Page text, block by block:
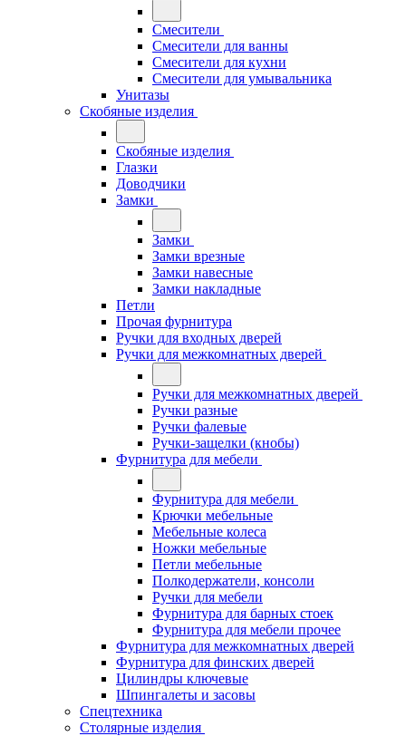
Смесители
Смесители для ванны
Смесители для кухни
Смесители для умывальника
Унитазы
Скобяные изделия
Скобяные изделия
Глазки
Доводчики
Замки
Замки
Замки врезные
Замки навесные
Замки накладные
Петли
Прочая фурнитура
Ручки для входных дверей
Ручки для межкомнатных дверей
Ручки для межкомнатных дверей
Ручки разные
Ручки фалевые
Ручки-защелки (кнобы)
Фурнитура для мебели
Фурнитура для мебели
Крючки мебельные
Мебельные колеса
Ножки мебельные
Петли мебельные
Полкодержатели, консоли
Ручки для мебели
Фурнитура для барных стоек
Фурнитура для мебели прочее
Фурнитура для межкомнатных дверей
Фурнитура для финских дверей
Цилиндры ключевые
Шпингалеты и засовы
Спецтехника
Столярные изделия